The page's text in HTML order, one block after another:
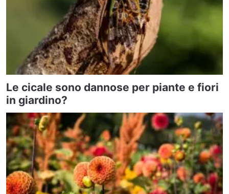
Le cicale sono dannose per piante e fiori
in giardino?